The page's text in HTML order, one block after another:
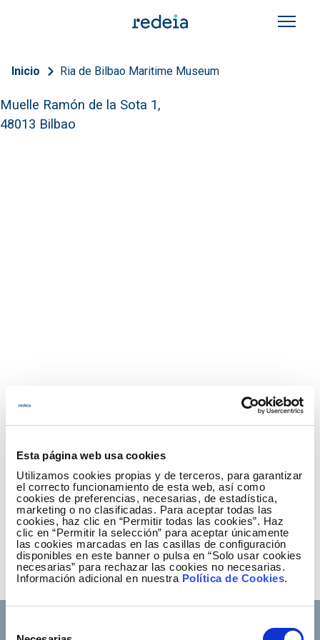
Esta página web usa cookies
Utilizamos cookies propias y de terceros, para garantizar
el correcto funcionamiento de esta web, así como
cookies de preferencias, necesarias, de estadística,
marketing o no clasificadas. Para aceptar todas las
cookies, haz clic en “Permitir todas las cookies”. Haz
clic en “Permitir la selección” para aceptar únicamente
las cookies marcadas en las casillas de configuración
disponibles en este banner o pulsa en “Solo usar cookies
necesarias” para rechazar las cookies no necesarias.
Información adicional en nuestra Política de Cookies.
Breadcrumb
Inicio Ria de Bilbao Maritime Museum
Muelle Ramón de la Sota 1,
48013 Bilbao
Subscribe to 'Daily Redeia'!
Receive our instant alerts